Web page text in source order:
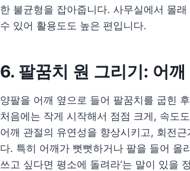
한 불균형을 잡아줍니다. 사무실에서 몰
수 있어 활용도도 높은 편입니다.
6. 팔꿈치 원 그리기: 어
양팔을 어깨 옆으로 들어 팔꿈치를 굽힌
처음에는 작게 시작해서 점점 크게, 속도
어깨 관절의 유연성을 향상시키고, 회전
다. 특히 어깨가 뻣뻣하거나 팔을 들어 올
쓰고 싶다면 평소에 돌려라’는 말이 있을